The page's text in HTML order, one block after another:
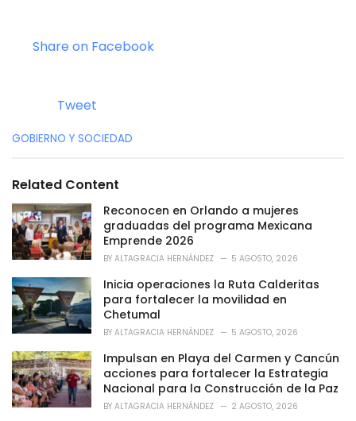
Share on Facebook
Tweet
C
e
o
r
i
e
:
GOBIERNO Y SOCIEDAD
Related Content
Reconocen en Orlando a mujeres
graduadas del programa Mexicana
Emprende 2026
BY ALTAGRACIA HERNÁNDEZ 5 AGOSTO, 2026
Inicia operaciones la Ruta Calderitas
para fortalecer la movilidad en
Chetumal
BY ALTAGRACIA HERNÁNDEZ 5 AGOSTO, 2026
Impulsan en Playa del Carmen y Cancún
acciones para fortalecer la Estrategia
Nacional para la Construcción de la Paz
BY ALTAGRACIA HERNÁNDEZ 2 AGOSTO, 2026